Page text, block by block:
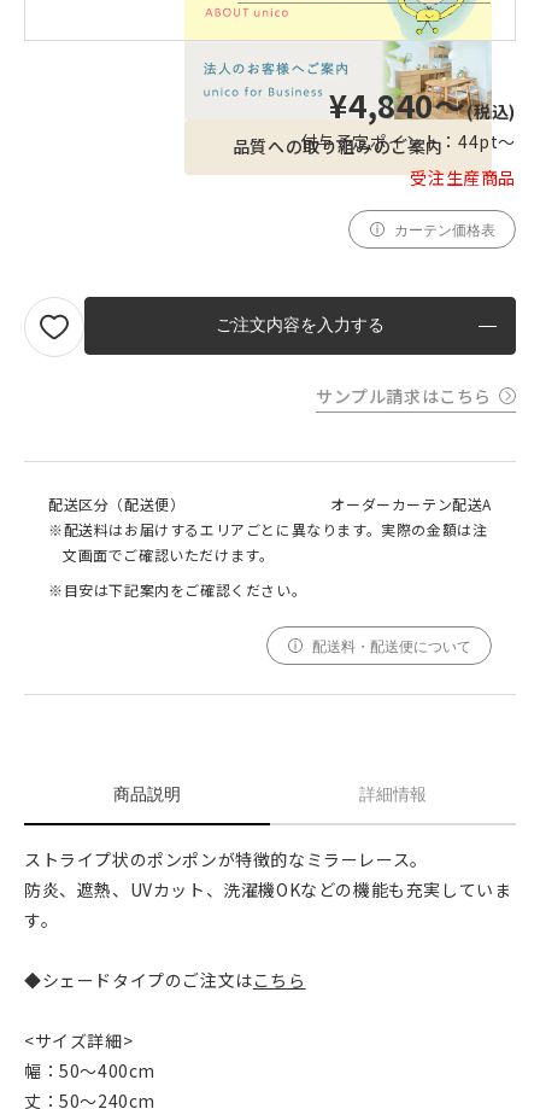
品質への取り組みのご案内
商品説明 詳細情報
ストライプ状のポンポンが特徴的なミラーレース。
防炎、遮熱、UVカット、洗濯機OKなどの機能も充実していま
す。
◆シェードタイプのご注文はこちら
<サイズ詳細>
幅：50～400cm
丈：50～240cm
¥4,840〜(税込)
付与予定ポイント： 44pt〜
受注生産商品
カーテン価格表
ご注文内容を入力する
サンプル請求はこちら
配送区分（配送便）
オーダーカーテン配送A
※配送料はお届けするエリアごとに異なります。実際の金額は注
文画面でご確認いただけます。
※目安は下記案内をご確認ください。
配送料・配送便について